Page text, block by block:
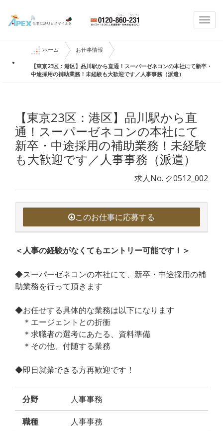
ホーム お仕事情報
【東京23区：港区】品川駅から直通！スーパーゼネコンの本社にて新卒・
中途採用の補助業務！未経験も大歓迎です／人事事務（派遣）
【東京23区：港区】品川駅から直
通！スーパーゼネコンの本社にて
新卒・中途採用の補助業務！未経験
も大歓迎です／人事事務（派遣）
求人No. ク0512_002
このお仕事に応募する
＜人事の経験がなくてもエントリー可能です！＞
◆スーパーゼネコンの本社にて、新卒・中途採用の補
助業務を行って頂きます
◆お任せする具体的な業務は以下になります
＊エージェントとの折衝
＊求職者の選考にあたる、資料準備
＊その他、付随する業務
◆即日就業できる方再歓迎です！
分野 人事事務
職種 人事事務